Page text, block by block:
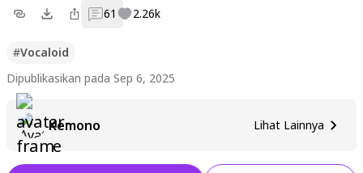
61 2.26k
#Vocaloid
Dipublikasikan pada Sep 6, 2025
Kemono Lihat Lainnya